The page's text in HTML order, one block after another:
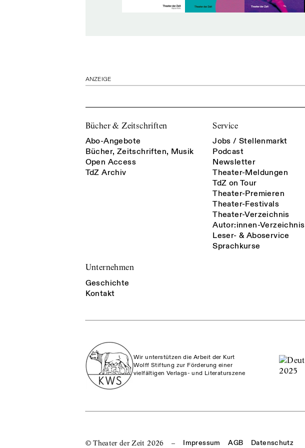
ANZEIGE
Bücher & Zeitschriften
Abo-Angebote
Bücher, Zeitschriften, Musik
Open Access
TdZ Archiv
Service
Jobs / Stellenmarkt
Podcast
Newsletter
Theater-Meldungen
TdZ on Tour
Theater-Premieren
Theater-Festivals
Theater-Verzeichnis
Autor:innen-Verzeichnis
Leser- & Aboservice
Sprachkurse
Unternehmen
Geschichte
Kontakt
Wir unterstützen die Arbeit der Kurt
Wolff Stiftung zur Förderung einer
vielfältigen Verlags- und Literaturszene
© Theater der Zeit2026 – Impressum AGB Datenschutz